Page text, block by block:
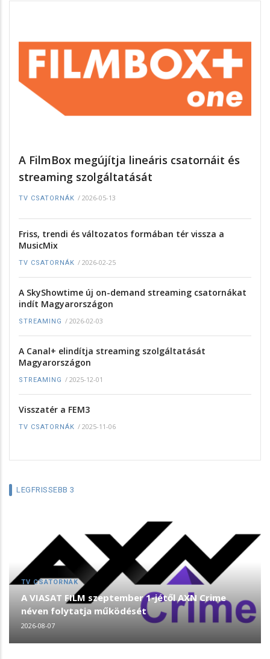
A FilmBox megújítja lineáris csatornáit és
streaming szolgáltatását
TV CSATORNÁK / 2026-05-13
Friss, trendi és változatos formában tér vissza a
MusicMix
TV CSATORNÁK / 2026-02-25
A SkyShowtime új on-demand streaming csatornákat
indít Magyarországon
STREAMING / 2026-02-03
A Canal+ elindítja streaming szolgáltatását
Magyarországon
STREAMING / 2025-12-01
Visszatér a FEM3
TV CSATORNÁK / 2025-11-06
LEGFRISSEBB 3
TV CSATORNÁK
A VIASAT FILM szeptember 1-jétől AXN Crime
néven folytatja működését
2026-08-07